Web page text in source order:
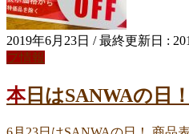
2019年6月23日 / 最終更新日 :
プ情報
本日はSANWAの日